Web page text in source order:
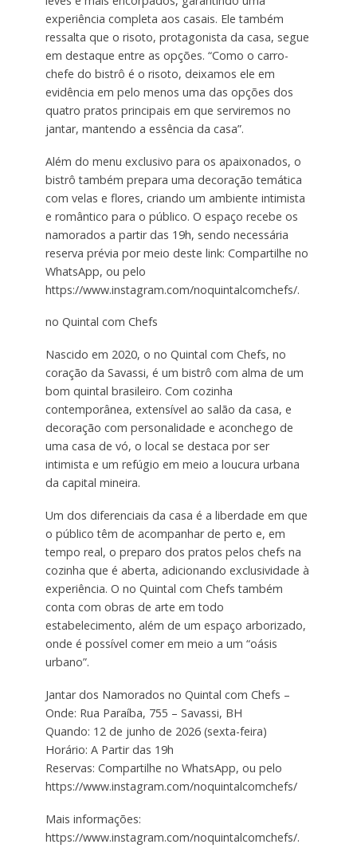
experiência completa aos casais. Ele também
ressalta que o risoto, protagonista da casa, segue
em destaque entre as opções. “Como o carro-
chefe do bistrô é o risoto, deixamos ele em
evidência em pelo menos uma das opções dos
quatro pratos principais em que serviremos no
jantar, mantendo a essência da casa”.
Além do menu exclusivo para os apaixonados, o
bistrô também prepara uma decoração temática
com velas e flores, criando um ambiente intimista
e romântico para o público. O espaço recebe os
namorados a partir das 19h, sendo necessária
reserva prévia por meio deste link: Compartilhe no
WhatsApp, ou pelo
https://www.instagram.com/noquintalcomchefs/.
no Quintal com Chefs
Nascido em 2020, o no Quintal com Chefs, no
coração da Savassi, é um bistrô com alma de um
bom quintal brasileiro. Com cozinha
contemporânea, extensível ao salão da casa, e
decoração com personalidade e aconchego de
uma casa de vó, o local se destaca por ser
intimista e um refúgio em meio a loucura urbana
da capital mineira.
Um dos diferenciais da casa é a liberdade em que
o público têm de acompanhar de perto e, em
tempo real, o preparo dos pratos pelos chefs na
cozinha que é aberta, adicionando exclusividade à
experiência. O no Quintal com Chefs também
conta com obras de arte em todo
estabelecimento, além de um espaço arborizado,
onde é possível comer em meio a um “oásis
urbano”.
Jantar dos Namorados no Quintal com Chefs –
Onde: Rua Paraíba, 755 – Savassi, BH
Quando: 12 de junho de 2026 (sexta-feira)
Horário: A Partir das 19h
Reservas: Compartilhe no WhatsApp, ou pelo
https://www.instagram.com/noquintalcomchefs/
Mais informações:
https://www.instagram.com/noquintalcomchefs/.